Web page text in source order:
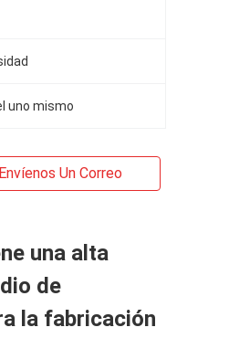
uno mismo
Envíenos Un Correo
una alta
de
la fabricación